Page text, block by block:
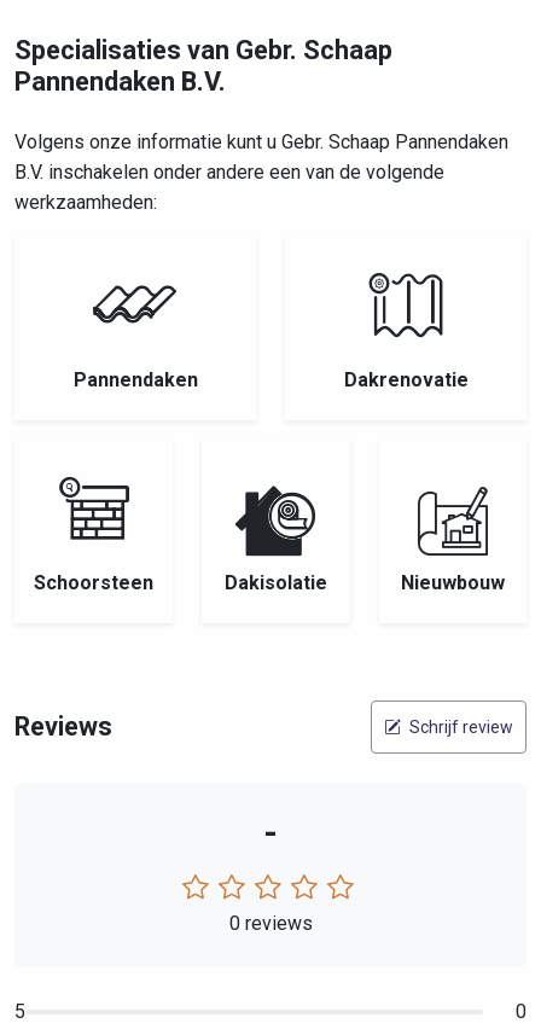
Specialisaties van Gebr. Schaap
Pannendaken B.V.
Volgens onze informatie kunt u Gebr. Schaap Pannendaken
B.V. inschakelen onder andere een van de volgende
werkzaamheden:
Pannendaken Dakrenovatie
Schoorsteen Dakisolatie Nieuwbouw
Reviews Schrijf review
-
0 reviews
5
0